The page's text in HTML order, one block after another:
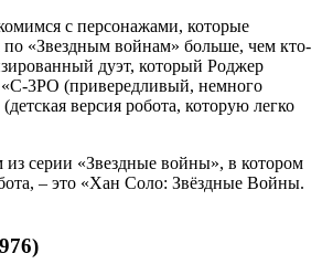
с персонажами, которые
«Звездным войнам» больше, чем кто-
дуэт, который Роджер
3PO (привередливый, немного
версия робота, которую легко
серии «Звездные войны», в котором
– это «Хан Соло: Звёздные Войны.